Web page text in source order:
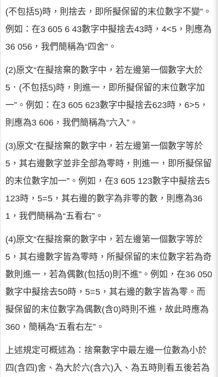
(不包括5)時，則捨去，即所擬保留的末位數字不變”。
例如：在3 605 6 43數字中擬捨去43時，4<5，則應為
36 056，我們簡稱為“四舍”。
(2)原文“在擬捨棄的數字中，若左邊第一個數字大於
5．(不包括5)時，則進一，即所擬保留的末位數字加
一”。例如：在3 605 623數字中擬捨去623時，6>5，
則應為3 606，我們簡稱為“六入”。
(3)原文“在擬捨棄的數字中，若左邊第一個數字等於
5，其右邊數字並非全部為零時，則進一，即所擬保留
的末位數字加一”。例如，在3 605 123數字中擬捨去5
123時，5=5，其右邊的數字為非零的數，則應為36
1，我們簡稱為“五看右”。
(4)原文“在擬捨棄的數字中，若左邊第一個數字等於
5，其右邊數字皆為零時，所擬保留的末位數字若為奇
數則進一，若為偶數(包括0)則不進”。例如，在36 050
數字中擬捨去50時，5=5，其右邊的數字皆為零。而
擬保留的末位數字為偶數(含0)時則不進，故此時應為
360，簡稱為“五看右左”。
上述規定可概述為：捨棄數字中最左邊一位數為小於
四(含四)舍、為大於六(含六)入、為五時則看五後若為